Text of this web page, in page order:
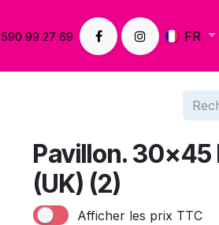
99 27 69 FR
Pavillon. 30x45
(UK) (2)
Afficher les prix TTC